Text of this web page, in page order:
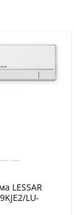
LESSAR
LU-